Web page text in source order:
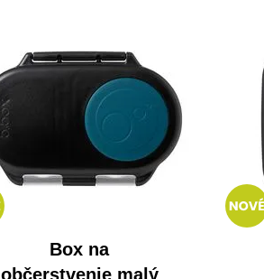
Box na
občerstvenie malý